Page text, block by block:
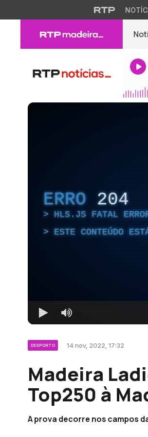
ERRO 204
HLS.JS FATAL
ESTE CONTEÚDO
DESPORTO 14 nov, 2022, 17:32
Madeira
Top250 à
A prova decorre nos campos